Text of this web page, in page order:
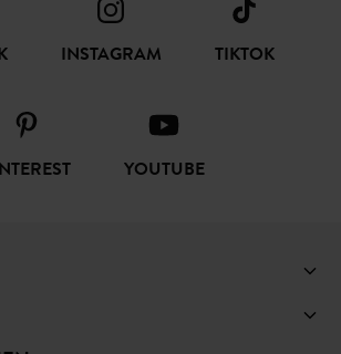
INSTAGRAM TIKTOK
YOUTUBE